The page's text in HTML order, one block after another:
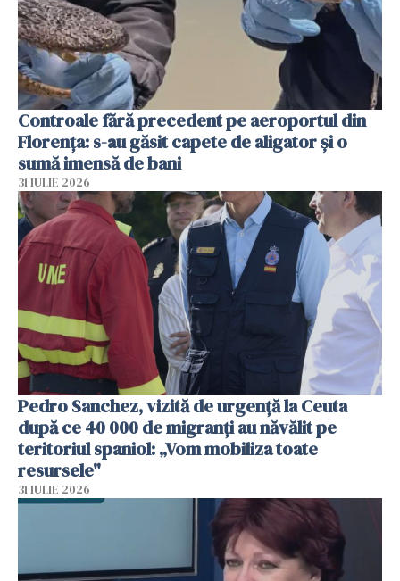
Controale fără precedent pe aeroportul din
Florența: s-au găsit capete de aligator și o
sumă imensă de bani
31 IULIE 2026
Pedro Sanchez, vizită de urgență la Ceuta
după ce 40 000 de migranți au năvălit pe
teritoriul spaniol: „Vom mobiliza toate
resursele"
31 IULIE 2026